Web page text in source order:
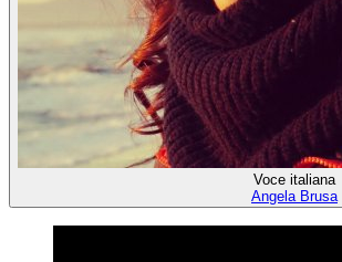
Voce italiana
Angela Brusa